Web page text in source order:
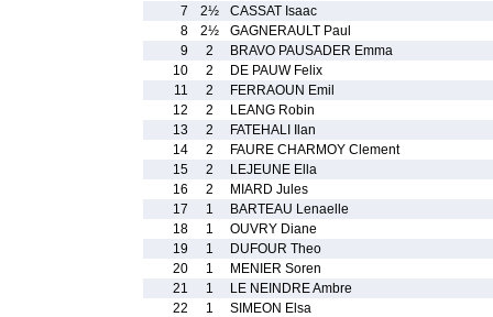
7
2½
CASSAT Isaac
8
2½
GAGNERAULT Paul
9
2
BRAVO PAUSADER Emma
10
2
DE PAUW Felix
11
2
FERRAOUN Emil
12
2
LEANG Robin
13
2
FATEHALI Ilan
14
2
FAURE CHARMOY Clement
15
2
LEJEUNE Ella
16
2
MIARD Jules
17
1
BARTEAU Lenaelle
18
1
OUVRY Diane
19
1
DUFOUR Theo
20
1
MENIER Soren
21
1
LE NEINDRE Ambre
22
1
SIMEON Elsa